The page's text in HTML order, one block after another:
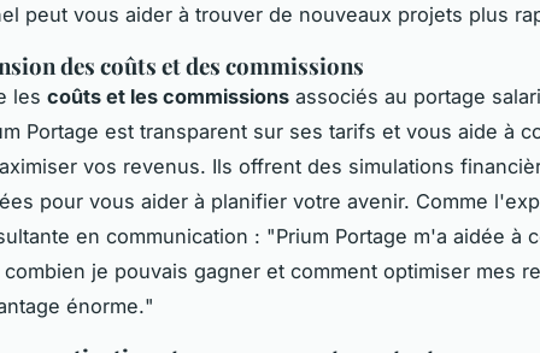
peut vous aider à trouver de nouveaux projets plus
des coûts et des commissions
les coûts et les commissions associés au portage
Portage est transparent sur ses tarifs et vous aide à
vos revenus. Ils offrent des simulations
pour vous aider à planifier votre avenir. Comme
en communication : "Prium Portage m'a aidée à
je pouvais gagner et comment optimiser mes
énorme."